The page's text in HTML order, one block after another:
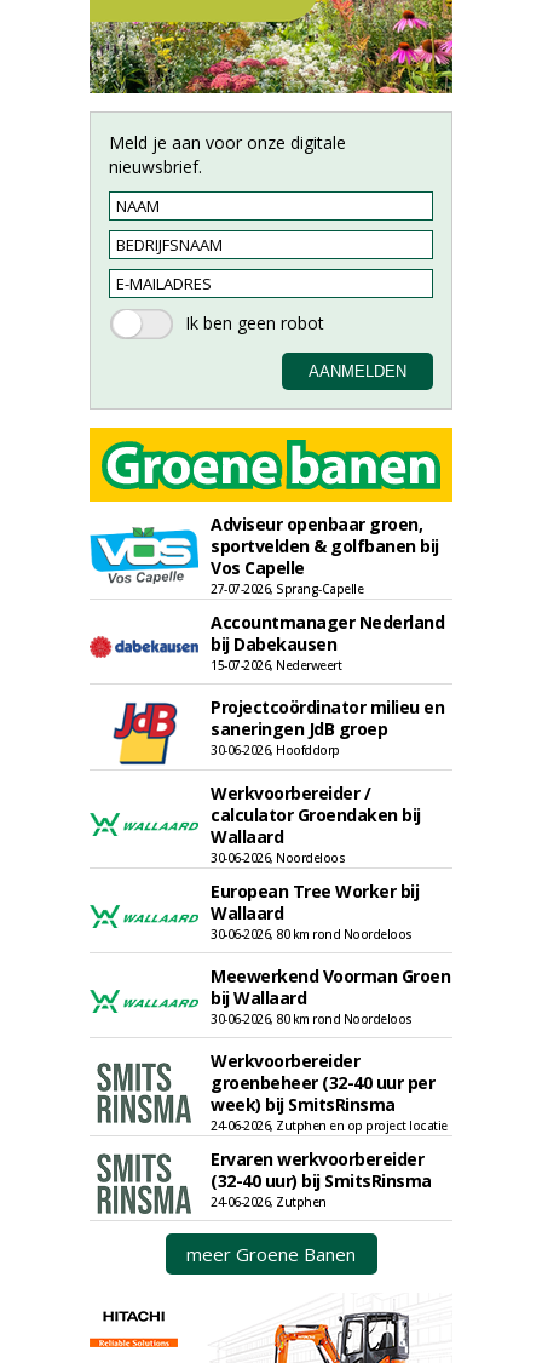
Meld je aan voor onze digitale
nieuwsbrief.
Adviseur openbaar groen,
sportvelden & golfbanen bij
Vos Capelle
27-07-2026, Sprang-Capelle
Accountmanager Nederland
bij Dabekausen
15-07-2026, Nederweert
Projectcoördinator milieu en
saneringen JdB groep
30-06-2026, Hoofddorp
Werkvoorbereider /
calculator Groendaken bij
Wallaard
30-06-2026, Noordeloos
European Tree Worker bij
Wallaard
30-06-2026, 80 km rond Noordeloos
Meewerkend Voorman Groen
bij Wallaard
30-06-2026, 80 km rond Noordeloos
Werkvoorbereider
groenbeheer (32-40 uur per
week) bij SmitsRinsma
24-06-2026, Zutphen en op project locatie
Ervaren werkvoorbereider
(32-40 uur) bij SmitsRinsma
24-06-2026, Zutphen
meer Groene Banen